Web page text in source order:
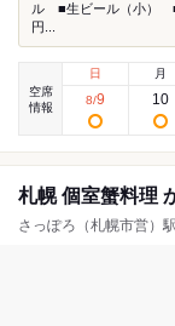
ル ■生ビール（小）
円...
空席
情報
日
8/9
月
10
札幌 個室蟹料理
さっぽろ（札幌市営）